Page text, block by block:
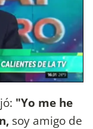
"Yo me he
soy amigo de